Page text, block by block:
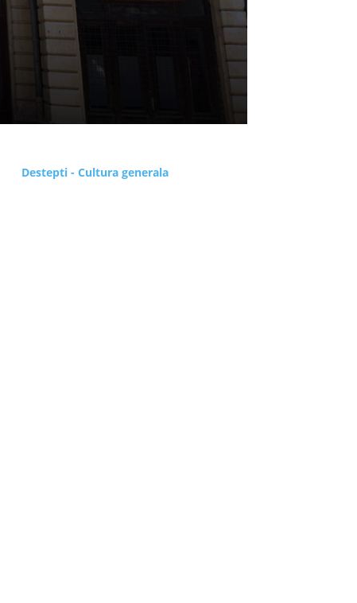
Destepti - Cultura generala